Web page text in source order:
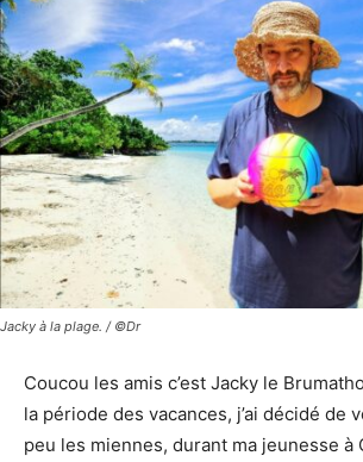
Jacky à la plage. / ©Dr
Coucou les amis c’est Jacky le
la période des vacances, j’ai décidé de
peu les miennes, durant ma jeunesse à